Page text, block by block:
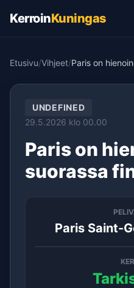
KerroinKuningas
Etusivu/Vihjeet/Paris on
UNDEFINED
29.5.2026 klo 00.00
Paris on
suorassa
Paris Saint-